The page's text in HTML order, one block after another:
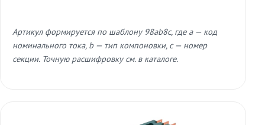
Артикул формируется по шаблону 98ab8c, где a — код
номинального тока, b — тип компоновки, c — номер
секции. Точную расшифровку см. в каталоге.